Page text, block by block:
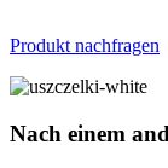
Produkt nachfragen
Nach einem